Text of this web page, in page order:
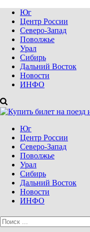
Юг
Центр России
Северо-Запад
Поволжье
Урал
Сибирь
Дальний Восток
Новости
ИНФО
Юг
Центр России
Северо-Запад
Поволжье
Урал
Сибирь
Дальний Восток
Новости
ИНФО